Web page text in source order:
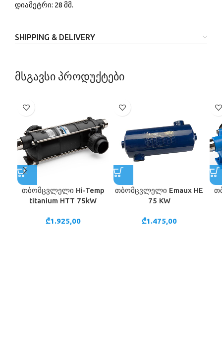
დიამეტრი: 28 მმ.
SHIPPING & DELIVERY
მსგავსი პროდუქტები
თბომცვლელი Hi-Temp
titanium HTT 75kW
₾1.925,00
თბომცვლელი Emaux HE
75 KW
₾1.475,00